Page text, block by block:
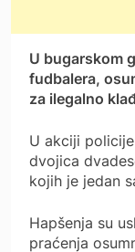
U bugarskom
fudbalera,
za ilegalno
U akciji
dvojica
kojih je jedan
Hapšenja su
praćenja